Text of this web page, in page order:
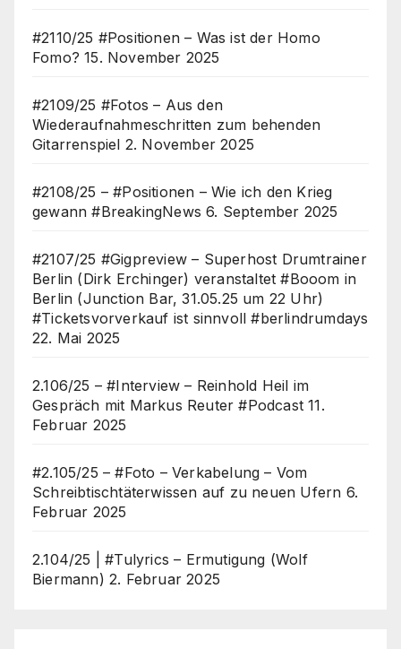
#2110/25 #Positionen – Was ist der Homo
Fomo? 15. November 2025
#2109/25 #Fotos – Aus den
Wiederaufnahmeschritten zum behenden
Gitarrenspiel 2. November 2025
#2108/25 – #Positionen – Wie ich den Krieg
gewann #BreakingNews 6. September 2025
#2107/25 #Gigpreview – Superhost Drumtrainer
Berlin (Dirk Erchinger) veranstaltet #Booom in
Berlin (Junction Bar, 31.05.25 um 22 Uhr)
#Ticketsvorverkauf ist sinnvoll #berlindrumdays
22. Mai 2025
2.106/25 – #Interview – Reinhold Heil im
Gespräch mit Markus Reuter #Podcast 11.
Februar 2025
#2.105/25 – #Foto – Verkabelung – Vom
Schreibtischtäterwissen auf zu neuen Ufern 6.
Februar 2025
2.104/25 | #Tulyrics – Ermutigung (Wolf
Biermann) 2. Februar 2025